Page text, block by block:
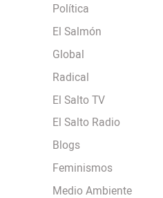
Política
El Salmón
Global
Radical
El Salto TV
El Salto Radio
Blogs
Feminismos
Medio Ambiente